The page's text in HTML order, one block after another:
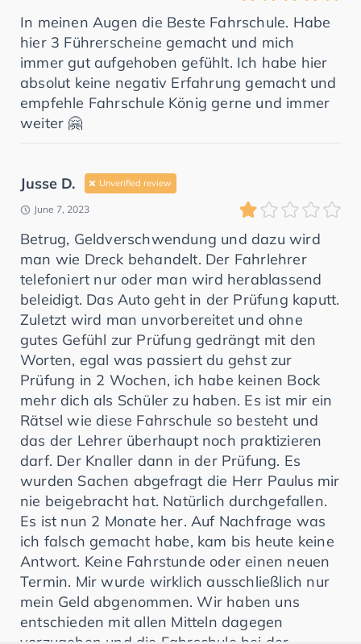
In meinen Augen die Beste Fahrschule. Habe
hier 3 Führerscheine gemacht und mich
immer gut aufgehoben gefühlt. Ich habe hier
absolut keine negativ Erfahrung gemacht und
empfehle Fahrschule König gerne und immer
weiter 🤗
Jusse D. Unverified review
June 7, 2023
Betrug, Geldverschwendung und dazu wird
man wie Dreck behandelt. Der Fahrlehrer
telefoniert nur oder man wird herablassend
beleidigt. Das Auto geht in der Prüfung kaputt.
Zuletzt wird man unvorbereitet und ohne
gutes Gefühl zur Prüfung gedrängt mit den
Worten, egal was passiert du gehst zur
Prüfung in 2 Wochen, ich habe keinen Bock
mehr dich als Schüler zu haben. Es ist mir ein
Rätsel wie diese Fahrschule so besteht und
das der Lehrer überhaupt noch praktizieren
darf. Der Knaller dann in der Prüfung. Es
wurden Sachen abgefragt die Herr Paulus mir
nie beigebracht hat. Natürlich durchgefallen.
Es ist nun 2 Monate her. Auf Nachfrage was
ich falsch gemacht habe, kam bis heute keine
Antwort. Keine Fahrstunde oder einen neuen
Termin. Mir wurde wirklich ausschließlich nur
mein Geld abgenommen. Wir haben uns
entschieden mit allen Mitteln dagegen